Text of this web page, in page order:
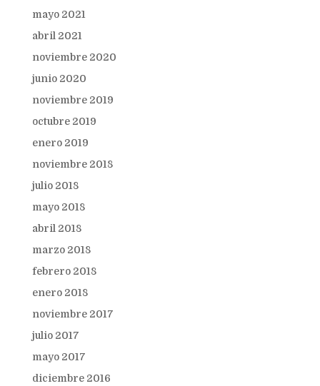
mayo 2021
abril 2021
noviembre 2020
junio 2020
noviembre 2019
octubre 2019
enero 2019
noviembre 2018
julio 2018
mayo 2018
abril 2018
marzo 2018
febrero 2018
enero 2018
noviembre 2017
julio 2017
mayo 2017
diciembre 2016